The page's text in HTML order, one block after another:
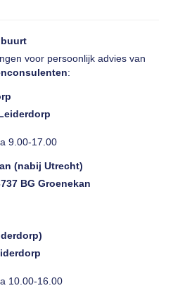
voor persoonlijk advies van
:
9.00-17.00
(nabij Utrecht)
BG Groenekan
10.00-16.00